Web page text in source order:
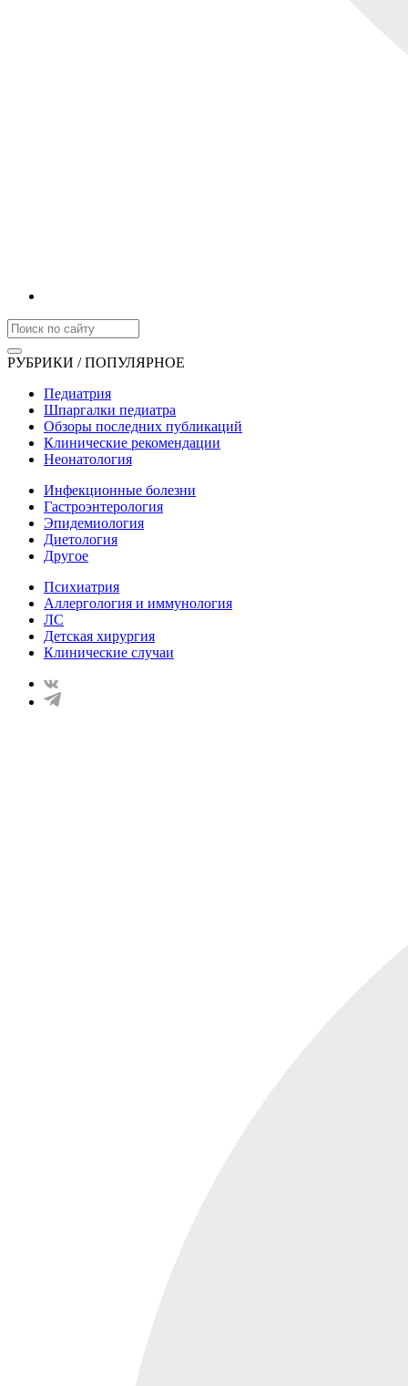
РУБРИКИ / ПОПУЛЯРНОЕ
Педиатрия
Шпаргалки педиатра
Обзоры последних публикаций
Клинические рекомендации
Неонатология
Инфекционные болезни
Гастроэнтерология
Эпидемиология
Диетология
Другое
Психиатрия
Аллергология и иммунология
ЛС
Детская хирургия
Клинические случаи